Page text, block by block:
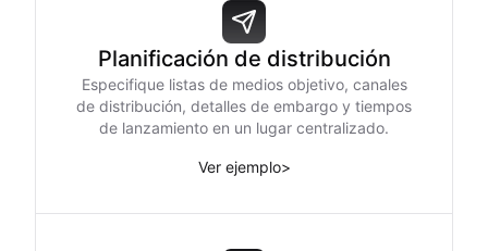
Planificación de distribución
Especifique listas de medios objetivo, canales
de distribución, detalles de embargo y tiempos
de lanzamiento en un lugar centralizado.
Ver ejemplo>